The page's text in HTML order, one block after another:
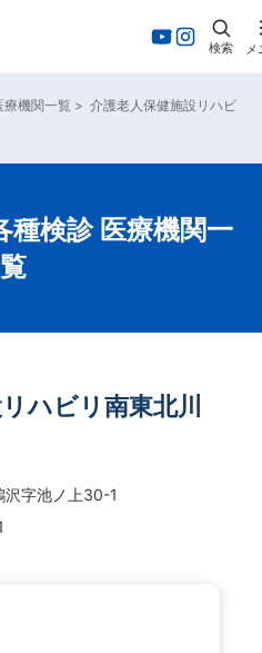
検索 メ
療機関一覧 > 介護老人保健施設リハビ
検診 医療機関一
覧
ハビリ南東北川
沢字池ノ上30-1